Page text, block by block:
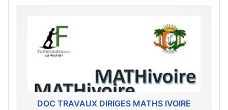
DOC TRAVAUX DIRIGES MATHS IVOIRE